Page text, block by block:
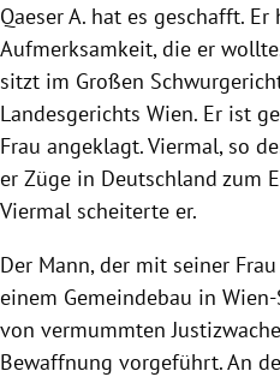
Untermenü
Qaeser A. hat es geschafft. Er
Aufmerksamkeit, die er
sitzt im Großen
Landesgerichts Wien. Er ist
Frau angeklagt. Viermal, so
er Züge in Deutschland zum
Viermal scheiterte er.
Der Mann, der mit seiner
einem Gemeindebau in
von vermummten
Bewaffnung vorgeführt. An